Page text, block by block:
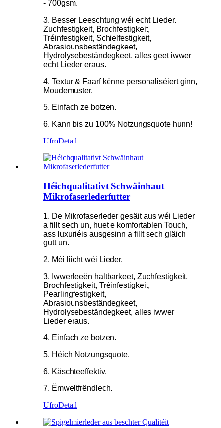
- 700gsm.
3. Besser Leeschtung wéi echt Lieder.
Zuchfestigkeit, Brochfestigkeit,
Tréinfestigkeit, Schielfestigkeit,
Abrasiounsbeständegkeet,
Hydrolysebeständegkeet, alles geet iwwer
echt Lieder eraus.
4. Textur & Faarf kënne personaliséiert ginn,
Moudemuster.
5. Einfach ze botzen.
6. Kann bis zu 100% Notzungsquote hunn!
UfroDetail
Héichqualitativt Schwäinhaut
Mikrofaserlederfutter
1. De Mikrofaserleder gesäit aus wéi Lieder
a fillt sech un, huet e komfortablen Touch,
ass luxuriéis ausgesinn a fillt sech gläich
gutt un.
2. Méi liicht wéi Lieder.
3. Iwwerleeën haltbarkeet, Zuchfestigkeit,
Brochfestigkeit, Tréinfestigkeit,
Pearlingfestigkeit,
Abrasiounsbeständegkeet,
Hydrolysebeständegkeet, alles iwwer
Lieder eraus.
4. Einfach ze botzen.
5. Héich Notzungsquote.
6. Käschteeffektiv.
7. Ëmweltfrëndlech.
UfroDetail